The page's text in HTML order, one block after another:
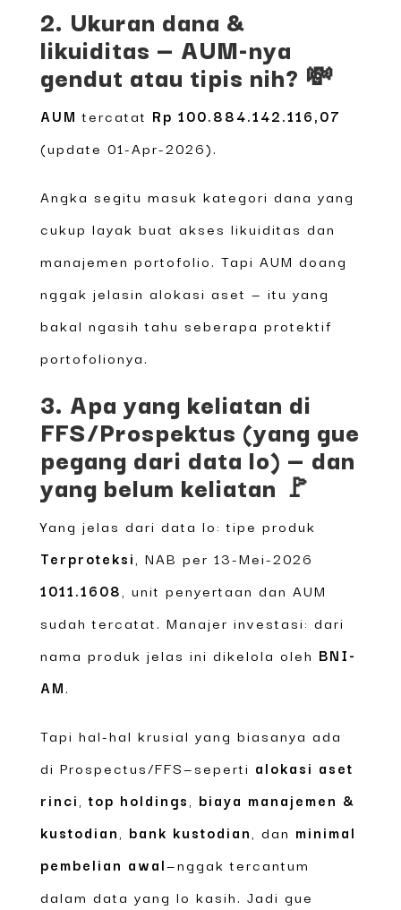
2. Ukuran dana &
likuiditas — AUM-nya
gendut atau tipis nih? 💸
AUM tercatat Rp 100.884.142.116,07
(update 01-Apr-2026).
Angka segitu masuk kategori dana yang
cukup layak buat akses likuiditas dan
manajemen portofolio. Tapi AUM doang
nggak jelasin alokasi aset — itu yang
bakal ngasih tahu seberapa protektif
portofolionya.
3. Apa yang keliatan di
FFS/Prospektus (yang gue
pegang dari data lo) — dan
yang belum keliatan 🚩
Yang jelas dari data lo: tipe produk
Terproteksi , NAB per 13-Mei-2026
1011.1608 , unit penyertaan dan AUM
sudah tercatat. Manajer investasi: dari
nama produk jelas ini dikelola oleh BNI-
AM.
Tapi hal-hal krusial yang biasanya ada
di Prospectus/FFS—seperti alokasi aset
rinci ,top holdings
biaya manajemen &
kustodian
bank kustodian , dan minimal
pembelian awal—nggak tercantum
dalam data yang lo kasih. Jadi gue